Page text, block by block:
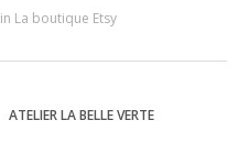
in La boutique Etsy
ATELIER LA BELLE VERTE